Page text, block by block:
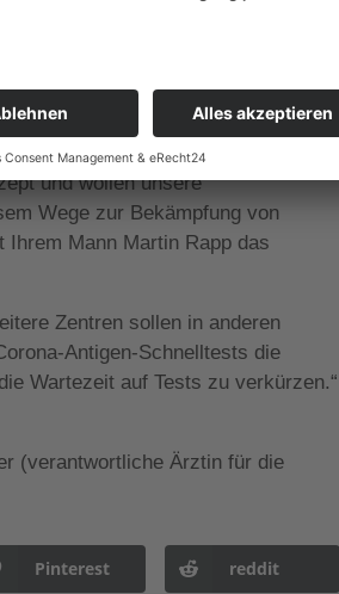
für ein Testzentrum. Alles geht
das Test-Kit holen, sich in
Ausgang in Richtung Burgplatz
QR-Code online und
und wollen unsere
Wege zur Bekämpfung von
Ihrem Mann Martin Rapp das
Zentren sollen in anderen
Antigen-Schnelltests die
Wartezeit auf Tests zu verkürzen.“
(verantwortliche Ärztin für die
Pinterest reddit